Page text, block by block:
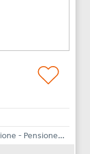
All Inclusive - Mezza Pensione - Pensione Completa - Bed & Breakfast - Aparthotel - Skipass - Solo Pernottamento